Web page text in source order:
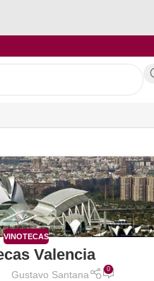
VINOTECAS
Valencia
Gustavo Santana 0